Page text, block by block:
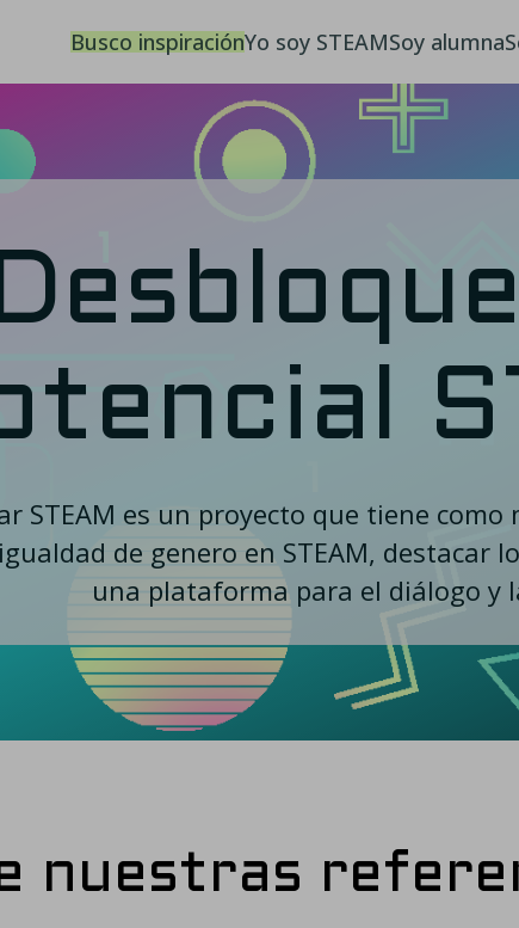
Busco inspiraciónYo soy STEAMSoy alumna
STEAM es un proyecto que tiene
de genero en STEAM, destacar
una plataforma para el diálogo y
nuestras